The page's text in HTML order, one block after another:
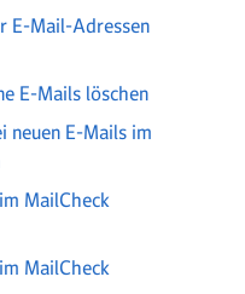
E-Mail-Adressen
E-Mails löschen
neuen E-Mails im
MailCheck
MailCheck